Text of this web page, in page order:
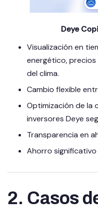
Deye
Visualización en
energético,
del clima.
Cambio flexible
Optimización de la
inversores Deye
Transparencia en
Ahorro
2. Casos